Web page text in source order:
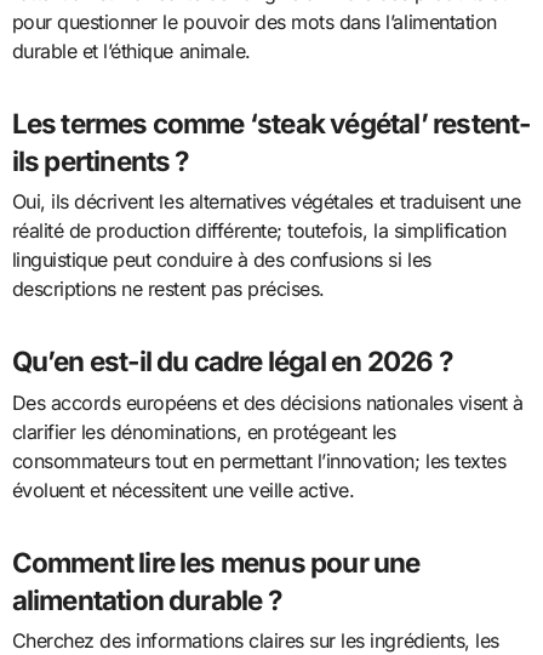
pour questionner le pouvoir des mots dans l’alimentation
durable et l’éthique animale.
Les termes comme ‘steak végétal’ restent-
ils pertinents ?
Oui, ils décrivent les alternatives végétales et traduisent une
réalité de production différente; toutefois, la simplification
linguistique peut conduire à des confusions si les
descriptions ne restent pas précises.
Qu’en est-il du cadre légal en 2026 ?
Des accords européens et des décisions nationales visent à
clarifier les dénominations, en protégeant les
consommateurs tout en permettant l’innovation; les textes
évoluent et nécessitent une veille active.
Comment lire les menus pour une
alimentation durable ?
Cherchez des informations claires sur les ingrédients, les